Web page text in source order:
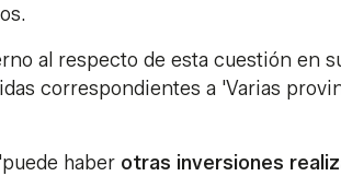
al respecto de esta cuestión en
correspondientes a 'Varias
haber otras inversiones